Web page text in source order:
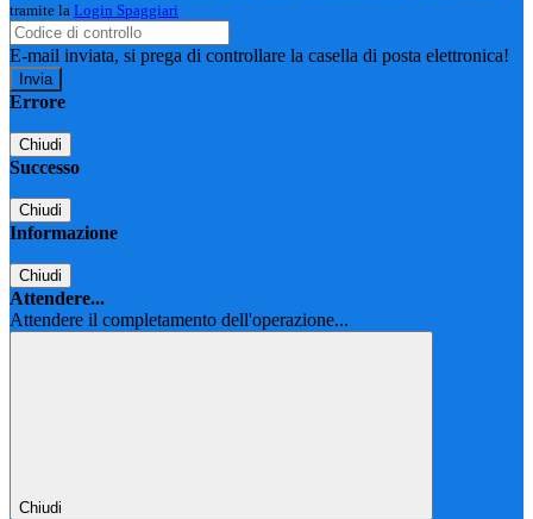
tramite la Login Spaggiari
E-mail inviata, si prega di controllare la casella di posta elettronica!
Errore
Chiudi
Successo
Chiudi
Informazione
Chiudi
Attendere...
Attendere il completamento dell'operazione...
Chiudi